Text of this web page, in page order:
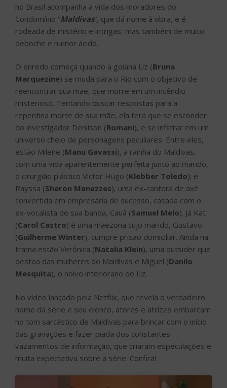
no Brasil acompanha a vida dos moradores do
Condomínio “Maldivas“, que dá nome à obra, e é
rodeada de mistério e intrigas, mas também de muito
deboche e humor ácido.
O enredo começa quando a goiana Liz (Bruna
Marquezine) se muda para o Rio com o objetivo de
reencontrar sua mãe, que morre em um incêndio
misterioso. Tentando buscar respostas para a
repentina morte de sua mãe, ela terá que se esconder
do investigador Denilson (Romani), e se infiltrar em um
universo cheio de personagens peculiares. Entre eles,
estão Milene (Manu Gavassi), a rainha do Maldivas,
com uma vida aparentemente perfeita junto ao marido,
o cirurgião plástico Victor Hugo (Klebber Toledo); e
Rayssa (Sheron Menezzes), uma ex-cantora de axé
convertida em empresária de sucesso, casada com o
ex-vocalista de sua banda, Cauã (Samuel Melo). Já Kat
(Carol Castro) é uma mãezona cujo marido, Gustavo
(Guilherme Winter), cumpre prisão domiciliar. Ainda na
trama estão Verônica (Natalia Klein), uma outsider que
destoa das mulheres do Maldivas e Miguel (Danilo
Mesquita), o noivo interiorano de Liz.
No vídeo lançado pela Netflix, que revela o verdadeiro
nome da série e seu elenco, atores e atrizes embarcam
no tom sarcástico de Maldivas para brincar com o início
das gravações e fazer piada dos constantes
vazamentos de informação, que criaram especulações e
muita expectativa sobre a série. Confira!